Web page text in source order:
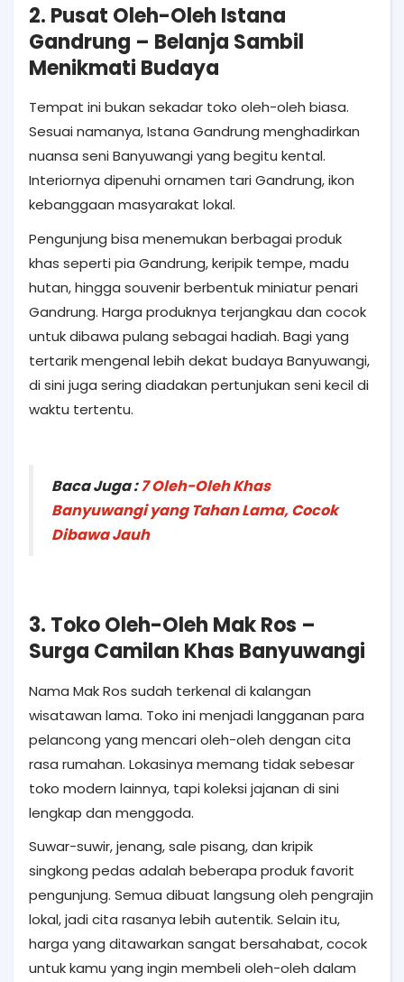
2. Pusat Oleh-Oleh Istana
Gandrung – Belanja Sambil
Menikmati Budaya
Tempat ini bukan sekadar toko oleh-oleh biasa.
Sesuai namanya, Istana Gandrung menghadirkan
nuansa seni Banyuwangi yang begitu kental.
Interiornya dipenuhi ornamen tari Gandrung, ikon
kebanggaan masyarakat lokal.
Pengunjung bisa menemukan berbagai produk
khas seperti pia Gandrung, keripik tempe, madu
hutan, hingga souvenir berbentuk miniatur penari
Gandrung. Harga produknya terjangkau dan cocok
untuk dibawa pulang sebagai hadiah. Bagi yang
tertarik mengenal lebih dekat budaya Banyuwangi,
di sini juga sering diadakan pertunjukan seni kecil di
waktu tertentu.
Baca Juga :7 Oleh-Oleh Khas
Banyuwangi yang Tahan Lama, Cocok
Dibawa Jauh
3. Toko Oleh-Oleh Mak Ros –
Surga Camilan Khas Banyuwangi
Nama Mak Ros sudah terkenal di kalangan
wisatawan lama. Toko ini menjadi langganan para
pelancong yang mencari oleh-oleh dengan cita
rasa rumahan. Lokasinya memang tidak sebesar
toko modern lainnya, tapi koleksi jajanan di sini
lengkap dan menggoda.
Suwar-suwir, jenang, sale pisang, dan kripik
singkong pedas adalah beberapa produk favorit
pengunjung. Semua dibuat langsung oleh pengrajin
lokal, jadi cita rasanya lebih autentik. Selain itu,
harga yang ditawarkan sangat bersahabat, cocok
untuk kamu yang ingin membeli oleh-oleh dalam